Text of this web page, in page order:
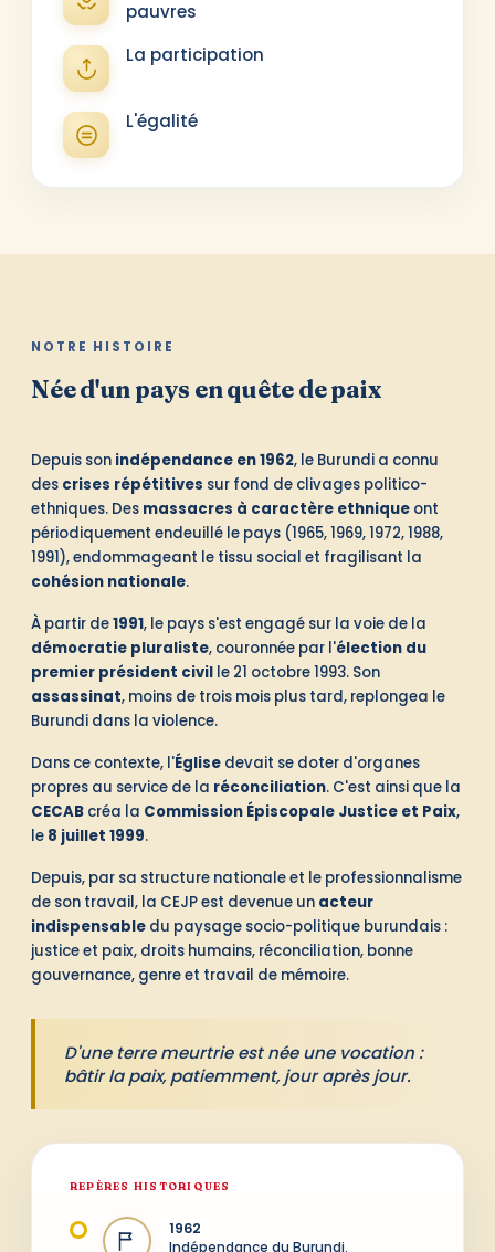
pauvres
La participation
L'égalité
NOTRE HISTOIRE
Née d'un pays en quête de paix
Depuis son indépendance en 1962, le Burundi a connu
des crises répétitives sur fond de clivages politico-
ethniques. Des massacres à caractère ethnique ont
périodiquement endeuillé le pays (1965, 1969, 1972, 1988,
1991), endommageant le tissu social et fragilisant la
cohésion nationale.
À partir de1991, le pays s'est engagé sur la voie de la
démocratie pluraliste, couronnée par l'élection du
premier président civil le 21 octobre 1993. Son
assassinat, moins de trois mois plus tard, replongea le
Burundi dans la violence.
Dans ce contexte, l'Église devait se doter d'organes
propres au service de la réconciliation. C'est ainsi que la
CECAB créa la Commission Épiscopale Justice et Paix,
le 8 juillet 1999.
Depuis, par sa structure nationale et le professionnalisme
de son travail, la CEJP est devenue un acteur
indispensable du paysage socio-politique burundais :
justice et paix, droits humains, réconciliation, bonne
gouvernance, genre et travail de mémoire.
D'une terre meurtrie est née une vocation :
bâtir la paix, patiemment, jour après jour.
REPÈRES HISTORIQUES
1962
Indépendance du Burundi.